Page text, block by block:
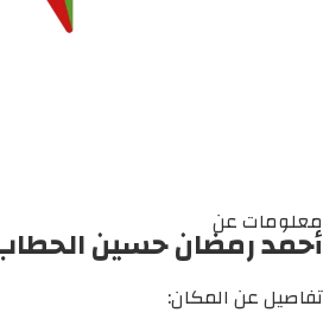
معلومات عن
أحمد رمضان حسين
تفاصيل عن المكان: